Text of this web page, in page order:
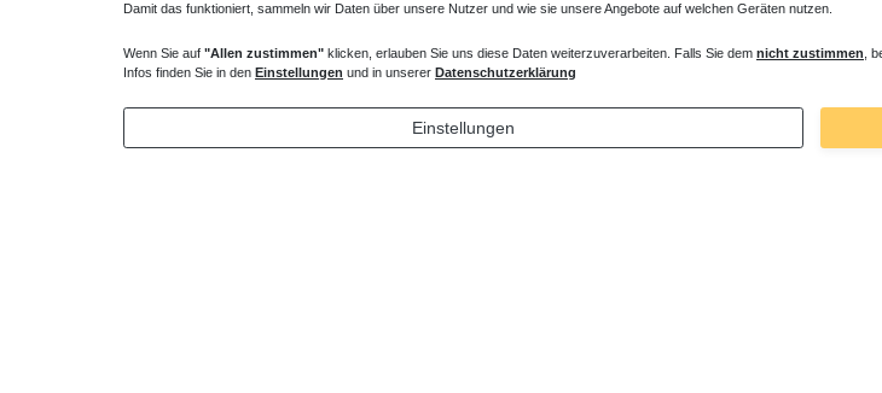
flache Duschtasse 100 x 70 x 4 cm
304,50 € *
Duschwanne 100 x 70 x 3 cm
371,70 € *
*inkl. ges. MwSt.
Damit das funktioniert, sammeln wir Daten über unsere Nutzer und wie sie unsere Angebote auf welchen Geräten nutzen.
Wenn Sie auf "Allen zustimmen" klicken, erlauben Sie uns diese Daten weiterzuverarbeiten. Falls Sie dem nicht zustimmen ,
Infos finden Sie in den Einstellungen und in unserer Datenschutzerklärung
Einstellungen